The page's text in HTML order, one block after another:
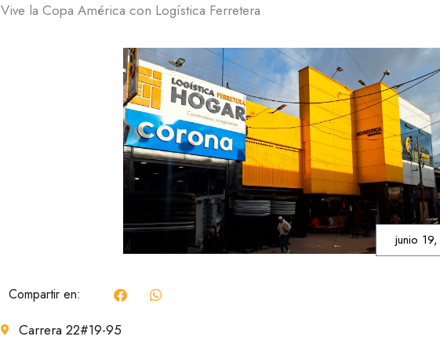
Vive la Copa América con Logística Ferretera
junio
Compartir en:
Carrera 22#19-95